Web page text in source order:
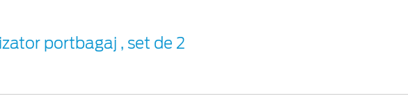
portbagaj , set de 2